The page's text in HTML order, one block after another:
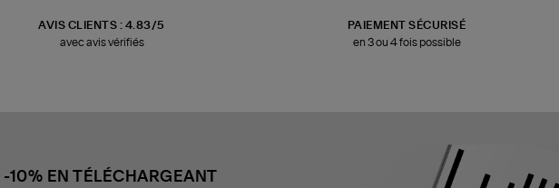
AVIS CLIENTS : 4.83/5
avec avis vérifiés
PAIEMENT SÉCURISÉ
en 3 ou 4 fois possible
-10% EN TÉLÉCHARGEANT